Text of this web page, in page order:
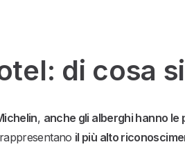
di cosa
, anche gli alberghi hanno le
il più alto